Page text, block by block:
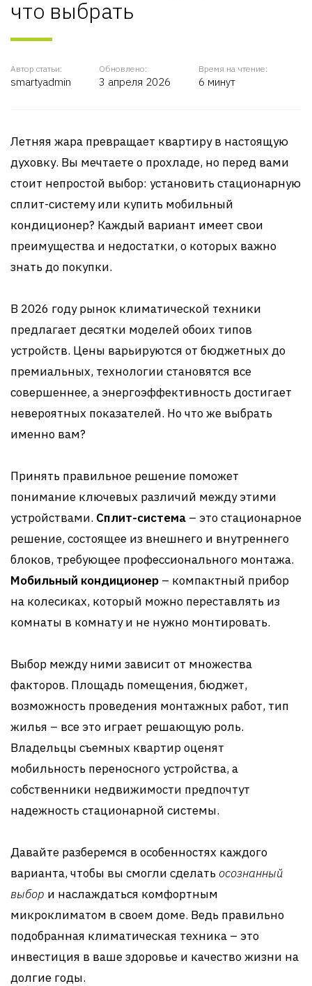
что выбрать
Автор статьи:
smartyadmin
Обновлено:
3 апреля 2026
Время на чтение:
6 минут
Летняя жара превращает квартиру в настоящую
духовку. Вы мечтаете о прохладе, но перед вами
стоит непростой выбор: установить стационарную
сплит-систему или купить мобильный
кондиционер? Каждый вариант имеет свои
преимущества и недостатки, о которых важно
знать до покупки.
В 2026 году рынок климатической техники
предлагает десятки моделей обоих типов
устройств. Цены варьируются от бюджетных до
премиальных, технологии становятся все
совершеннее, а энергоэффективность достигает
невероятных показателей. Но что же выбрать
именно вам?
Принять правильное решение поможет
понимание ключевых различий между этими
устройствами. Сплит-система – это стационарное
решение, состоящее из внешнего и внутреннего
блоков, требующее профессионального монтажа.
Мобильный кондиционер – компактный прибор
на колесиках, который можно переставлять из
комнаты в комнату и не нужно монтировать.
Выбор между ними зависит от множества
факторов. Площадь помещения, бюджет,
возможность проведения монтажных работ, тип
жилья – все это играет решающую роль.
Владельцы съемных квартир оценят
мобильность переносного устройства, а
собственники недвижимости предпочтут
надежность стационарной системы.
Давайте разберемся в особенностях каждого
варианта, чтобы вы смогли сделать осознанный
выбор и наслаждаться комфортным
микроклиматом в своем доме. Ведь правильно
подобранная климатическая техника – это
инвестиция в ваше здоровье и качество жизни на
долгие годы.